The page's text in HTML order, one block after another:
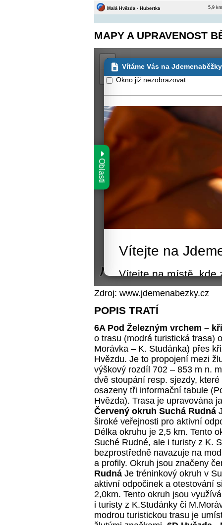
Malá Hvězda - Hubertka 5,9
MAPY A UPRAVENOST
Zdroj: www.jdemenabezky.cz
POPIS TRATÍ
6A Pod Železným vrchem –
o trasu (modrá turistická trasa)
Morávka – K. Studánka) přes
Hvězdu. Je to propojení mezi
výškový rozdíl 702 – 853 m n.
dvě stoupání resp. sjezdy,
osazeny tři informační tabule
Hvězda). Trasa je upravována
Červený okruh Suchá Rudná
široké veřejnosti pro aktivní
Délka okruhu je 2,5 km. Tento
Suché Rudné, ale i turisty z K.
bezprostředně navazuje na
a profily. Okruh jsou značeny
Rudná Je tréninkový okruh v
aktivní odpočinek a otestování
2,0km. Tento okruh jsou
i turisty z K.Studánky či
modrou turistickou trasu je